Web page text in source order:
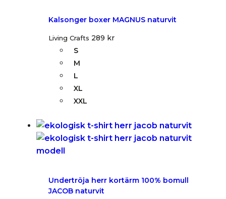
Kalsonger boxer MAGNUS naturvit
Living Crafts 289 kr
S
M
L
XL
XXL
Undertröja herr kortärm 100% bomull
JACOB naturvit